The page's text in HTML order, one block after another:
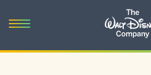
Toggle